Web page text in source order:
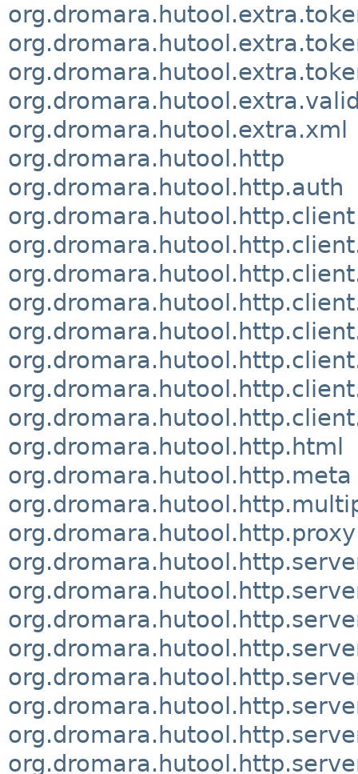
org.dromara.hutool.extra.xml
org.dromara.hutool.http
org.dromara.hutool.http.auth
org.dromara.hutool.http.client
org.dromara.hutool.http.html
org.dromara.hutool.http.meta
org.dromara.hutool.http.proxy